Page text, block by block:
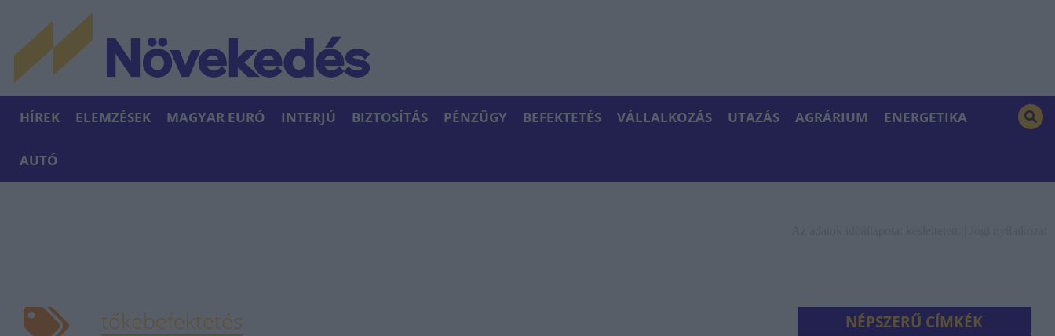
HÍREK ELEMZÉSEK MAGYAR EURÓ INTERJÚ BIZTOSÍTÁS PÉNZÜGY BEFEKTETÉS VÁLLALKOZÁS UTAZÁS AGRÁRIUM ENERGETIKA
AUTÓ
tőkebefektetés NÉPSZERŰ CÍMKÉK